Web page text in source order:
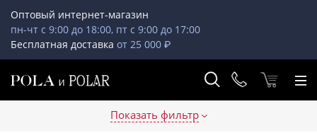
Оптовый интернет-магазин
пн-чт с 9:00 до 18:00, пт с 9:00 до 17:00
Бесплатная доставка от 25 000 ₽
Показать фильтр